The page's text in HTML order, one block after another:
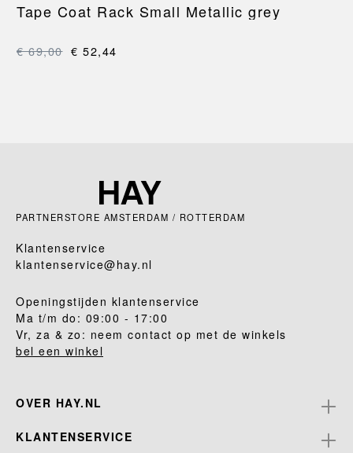
Tape Coat Rack Small Metallic grey
€ 69,00 € 52,44
PARTNERSTORE AMSTERDAM / ROTTERDAM
Klantenservice
klantenservice@hay.nl
Openingstijden klantenservice
Ma t/m do: 09:00 - 17:00
Vr, za & zo: neem contact op met de winkels
bel een winkel
OVER HAY.NL
KLANTENSERVICE